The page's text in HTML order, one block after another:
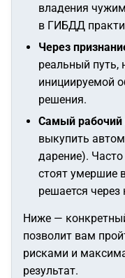
владения
в ГИБДД
Через
реальный путь,
инициируемой
решения.
Самый рабочий
выкупить
дарение).
стоят умершие
решается через
Ниже —
позволит вам
рисками и
результат.